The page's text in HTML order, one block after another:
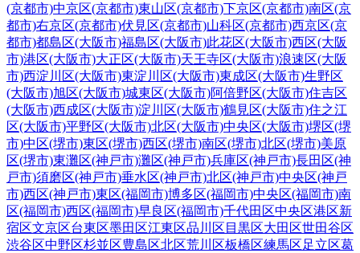
(京都市)中京区(京都市)東山区(京都市)下京区(京都市)南区(京
都市)右京区(京都市)伏見区(京都市)山科区(京都市)西京区(京
都市)都島区(大阪市)福島区(大阪市)此花区(大阪市)西区(大阪
市)港区(大阪市)大正区(大阪市)天王寺区(大阪市)浪速区(大阪
市)西淀川区(大阪市)東淀川区(大阪市)東成区(大阪市)生野区
(大阪市)旭区(大阪市)城東区(大阪市)阿倍野区(大阪市)住吉区
(大阪市)西成区(大阪市)淀川区(大阪市)鶴見区(大阪市)住之江
区(大阪市)平野区(大阪市)北区(大阪市)中央区(大阪市)堺区(堺
市)中区(堺市)東区(堺市)西区(堺市)南区(堺市)北区(堺市)美原
区(堺市)東灘区(神戸市)灘区(神戸市)兵庫区(神戸市)長田区(神
戸市)須磨区(神戸市)垂水区(神戸市)北区(神戸市)中央区(神戸
市)西区(神戸市)東区(福岡市)博多区(福岡市)中央区(福岡市)南
区(福岡市)西区(福岡市)早良区(福岡市)千代田区中央区港区新
宿区文京区台東区墨田区江東区品川区 目黒区大田区世田谷区
渋谷区中野区杉並区豊島区北区荒川区板橋区練馬区足立区葛